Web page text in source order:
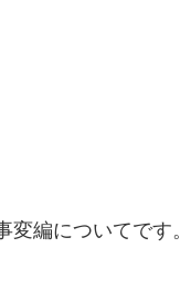
編についてです。